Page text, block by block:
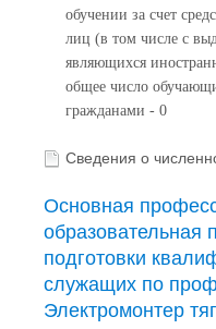
обучении за счет
лиц (в том числе с
являющихся
общее число
гражданами - 0
Сведения о
Основная
образовательная
подготовки
служащих по
Электромонтер